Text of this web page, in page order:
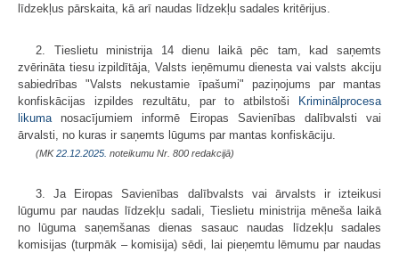
līdzekļus pārskaita, kā arī naudas līdzekļu sadales kritērijus.
2. Tieslietu ministrija 14 dienu laikā pēc tam, kad saņemts
zvērināta tiesu izpildītāja, Valsts ieņēmumu dienesta vai valsts akciju
sabiedrības "Valsts nekustamie īpašumi" paziņojums par mantas
konfiskācijas izpildes rezultātu, par to atbilstoši Kriminālprocesa
likuma nosacījumiem informē Eiropas Savienības dalībvalsti vai
ārvalsti, no kuras ir saņemts lūgums par mantas konfiskāciju.
(MK22.12.2025. noteikumu Nr. 800 redakcijā)
3. Ja Eiropas Savienības dalībvalsts vai ārvalsts ir izteikusi
lūgumu par naudas līdzekļu sadali, Tieslietu ministrija mēneša laikā
no lūguma saņemšanas dienas sasauc naudas līdzekļu sadales
komisijas (turpmāk – komisija) sēdi, lai pieņemtu lēmumu par naudas